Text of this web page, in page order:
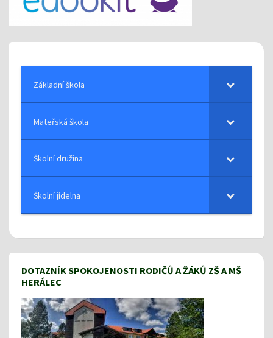
Základní škola
Mateřská škola
Školní družina
Školní jídelna
DOTAZNÍK SPOKOJENOSTI RODIČŮ A ŽÁKŮ ZŠ A MŠ
HERÁLEC